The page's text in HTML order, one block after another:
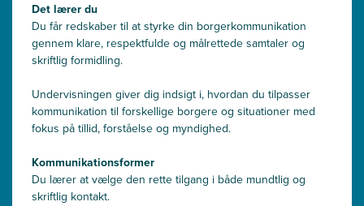
Det lærer du
Du får redskaber til at styrke din borgerkommunikation
gennem klare, respektfulde og målrettede samtaler og
skriftlig formidling.
Undervisningen giver dig indsigt i, hvordan du tilpasser
kommunikation til forskellige borgere og situationer med
fokus på tillid, forståelse og myndighed.
Kommunikationsformer
Du lærer at vælge den rette tilgang i både mundtlig og
skriftlig kontakt.